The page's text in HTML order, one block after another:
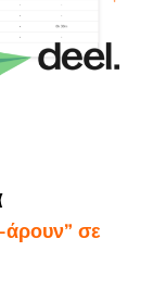
άρουν” σε